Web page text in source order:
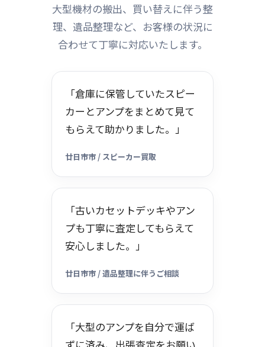
大型機材の搬出、買い替えに伴う整
理、遺品整理など、お客様の状況に
合わせて丁寧に対応いたします。
「倉庫に保管していたスピー
カーとアンプをまとめて見て
もらえて助かりました。」
廿日市市 / スピーカー買取
「古いカセットデッキやアン
プも丁寧に査定してもらえて
安心しました。」
廿日市市 / 遺品整理に伴うご相談
「大型のアンプを自分で運ば